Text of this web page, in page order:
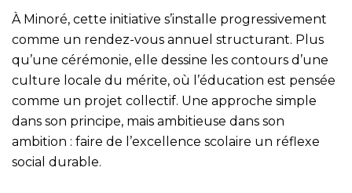
À Minoré, cette initiative s’installe progressivement
comme un rendez-vous annuel structurant. Plus
qu’une cérémonie, elle dessine les contours d’une
culture locale du mérite, où l’éducation est pensée
comme un projet collectif. Une approche simple
dans son principe, mais ambitieuse dans son
ambition : faire de l’excellence scolaire un réflexe
social durable.